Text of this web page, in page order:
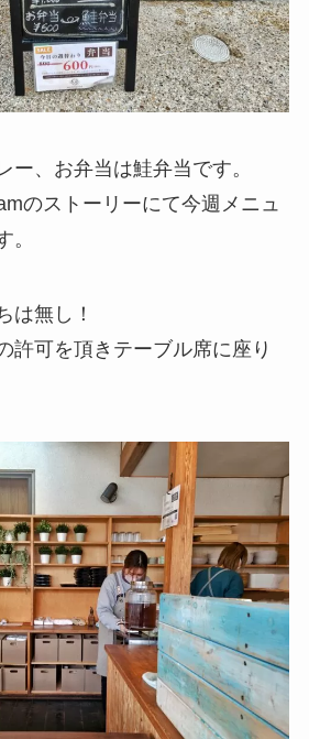
ー、お弁当は鮭弁当です。
のストーリーにて今週メニュ
。
は無し！
許可を頂きテーブル席に座り